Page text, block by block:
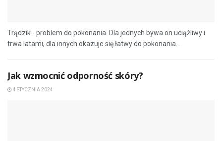
Trądzik - problem do pokonania. Dla jednych bywa on uciążliwy i
trwa latami, dla innych okazuje się łatwy do pokonania....
Jak wzmocnić odporność skóry?
4 STYCZNIA 2024